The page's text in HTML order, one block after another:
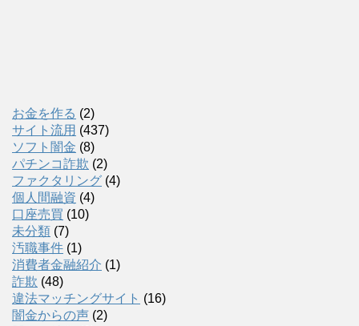
お金を作る (2)
サイト流用 (437)
ソフト闇金 (8)
パチンコ詐欺 (2)
ファクタリング (4)
個人間融資 (4)
口座売買 (10)
未分類 (7)
汚職事件 (1)
消費者金融紹介 (1)
詐欺 (48)
違法マッチングサイト (16)
闇金からの声 (2)